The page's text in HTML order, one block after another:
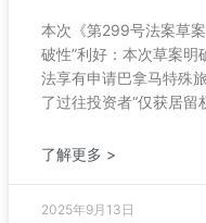
本次《第299号法案草
破性”利好：本次草案明
法享有申请巴拿马特殊
了过往投资者“仅获居留
了解更多 >
2025年9月13日